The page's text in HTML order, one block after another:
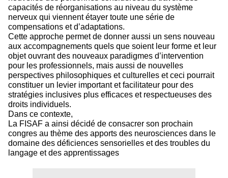
capacités de réorganisations au niveau du système
nerveux qui viennent étayer toute une série de
compensations et d’adaptations.
Cette approche permet de donner aussi un sens nouveau
aux accompagnements quels que soient leur forme et leur
objet ouvrant des nouveaux paradigmes d’intervention
pour les professionnels, mais aussi de nouvelles
perspectives philosophiques et culturelles et ceci pourrait
constituer un levier important et facilitateur pour des
stratégies inclusives plus efficaces et respectueuses des
droits individuels.
Dans ce contexte,
La FISAF a ainsi décidé de consacrer son prochain
congres au thème des apports des neurosciences dans le
domaine des déficiences sensorielles et des troubles du
langage et des apprentissages